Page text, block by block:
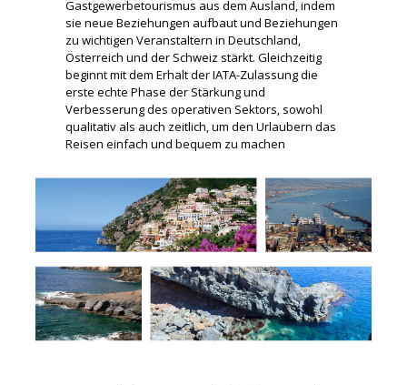
Gastgewerbetourismus aus dem Ausland, indem
sie neue Beziehungen aufbaut und Beziehungen
zu wichtigen Veranstaltern in Deutschland,
Österreich und der Schweiz stärkt. Gleichzeitig
beginnt mit dem Erhalt der IATA-Zulassung die
erste echte Phase der Stärkung und
Verbesserung des operativen Sektors, sowohl
qualitativ als auch zeitlich, um den Urlaubern das
Reisen einfach und bequem zu machen